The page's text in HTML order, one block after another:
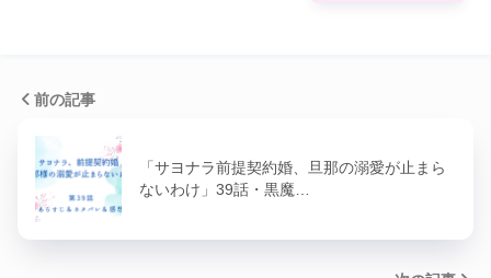
前の記事
「サヨナラ前提契約婚、旦那の溺愛が止まら
ないわけ」39話・黒魔…